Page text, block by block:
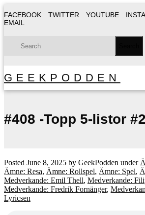
FACEBOOK TWITTER YOUTUBE
EMAIL
GEEKPODDEN
#408 -Topp 5-listor #2
Posted June 8, 2025 by GeekPodden under
Ämne: Resa, Ämne: Rollspel, Ämne: Spel,
Medverkande: Emil Thell, Medverkande:
Medverkande: Fredrik Fornänger,
Lyricsen